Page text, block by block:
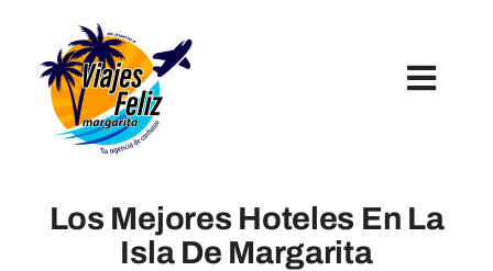
content
Los Mejores Hoteles En La
Isla De Margarita